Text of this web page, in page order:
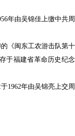
年由吴锦佳上缴中共周
《闽东工农游击队第十
于福建省革命历史纪念
1962年由吴锦亮上交周